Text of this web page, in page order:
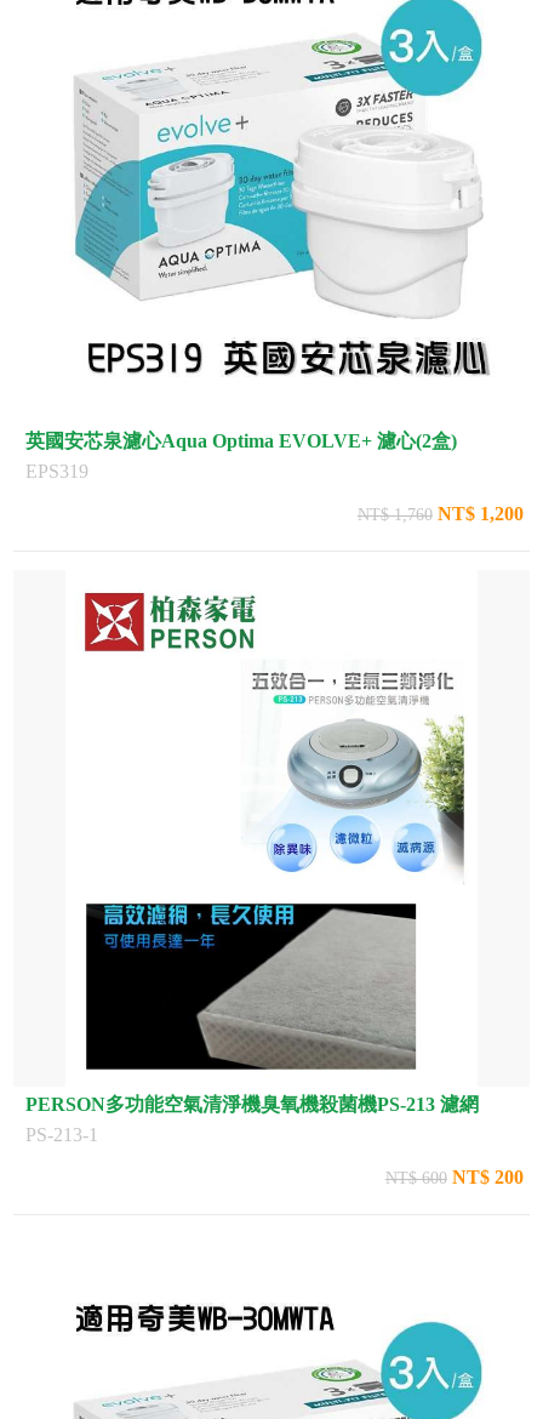
英國安芯泉濾心Aqua Optima EVOLVE+ 濾心(2盒)
EPS319
NT$ 1,760 NT$ 1,200
PERSON多功能空氣清淨機臭氧機殺菌機PS-213 濾網
PS-213-1
NT$ 600 NT$ 200